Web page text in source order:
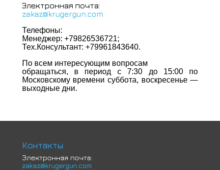
Электронная почта:
zakaz@krugergun.com
Телефоны:
Менеджер: +79826536721;
Тех.Консультант: +79961843640.
По всем интересующим вопросам
обращаться, в период с 7:30 до 15:00 по
Московскому времени суббота, воскресенье —
выходные дни.
Контакты
Электронная почта:
zakaz@krugergun.com